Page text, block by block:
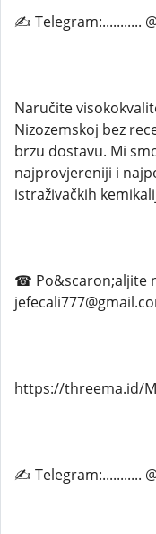
✍ Telegram:...........
Naručite
Nizozemskoj bez
brzu dostavu. Mi
najprovjereniji i
istraživačkih
☎ Po&scaron;aljite
https://threema.id/
✍ Telegram:...........